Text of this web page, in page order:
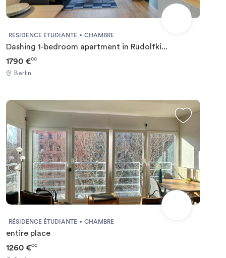
RÉSIDENCE ÉTUDIANTE CHAMBRE
Dashing 1-bedroom apartment in Rudolfki...
1790 €CC
Berlin
RÉSIDENCE ÉTUDIANTE CHAMBRE
entire place
1260 €CC